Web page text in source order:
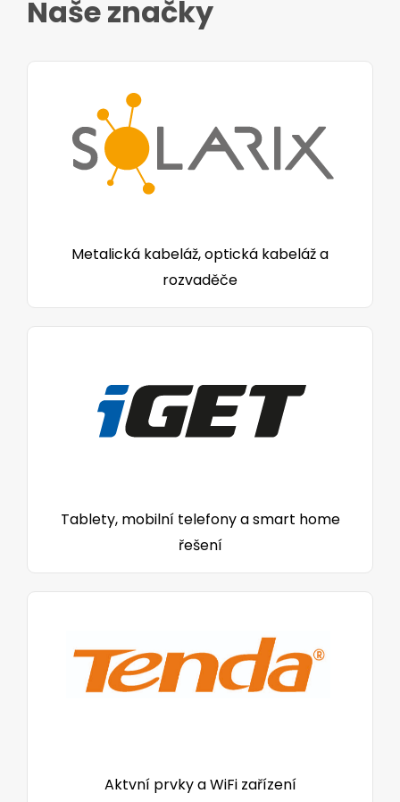
Naše značky
Metalická kabeláž, optická kabeláž a
rozvaděče
Tablety, mobilní telefony a smart home
řešení
Aktvní prvky a WiFi zařízení